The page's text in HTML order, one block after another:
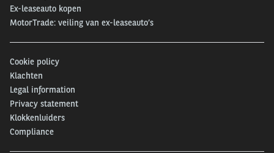
Ex-leaseauto kopen
MotorTrade: veiling van ex-leaseauto’s
Cookie policy
Klachten
Legal information
Privacy statement
Klokkenluiders
Compliance